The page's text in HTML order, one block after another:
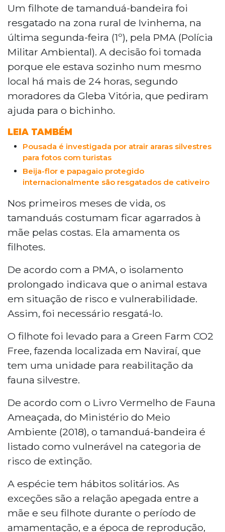
resgatado pela Polícia Militar Ambiental
na zona rural de Ivinhema após ser
encontrado sozinho por mais de 24 horas.
O animal foi encaminhado à Green Farm
CO2 Free, em Naviraí, para reabilitação. A
espécie é classificada como vulnerável
pelo Ministério do Meio Ambiente.
Um filhote de tamanduá-bandeira foi
resgatado na zona rural de Ivinhema, na
última segunda-feira (1º), pela PMA (Polícia
Militar Ambiental). A decisão foi tomada
porque ele estava sozinho num mesmo
local há mais de 24 horas, segundo
moradores da Gleba Vitória, que pediram
ajuda para o bichinho.
LEIA TAMBÉM
Pousada é investigada por atrair araras silvestres
para fotos com turistas
Beija-flor e papagaio protegido
internacionalmente são resgatados de cativeiro
Nos primeiros meses de vida, os
tamanduás costumam ficar agarrados à
mãe pelas costas. Ela amamenta os
filhotes.
De acordo com a PMA, o isolamento
prolongado indicava que o animal estava
em situação de risco e vulnerabilidade.
Assim, foi necessário resgatá-lo.
O filhote foi levado para a Green Farm CO2
Free, fazenda localizada em Naviraí, que
tem uma unidade para reabilitação da
fauna silvestre.
De acordo com o Livro Vermelho de Fauna
Ameaçada, do Ministério do Meio
Ambiente (2018), o tamanduá-bandeira é
listado como vulnerável na categoria de
risco de extinção.
A espécie tem hábitos solitários. As
exceções são a relação apegada entre a
mãe e seu filhote durante o período de
amamentação, e a época de reprodução,